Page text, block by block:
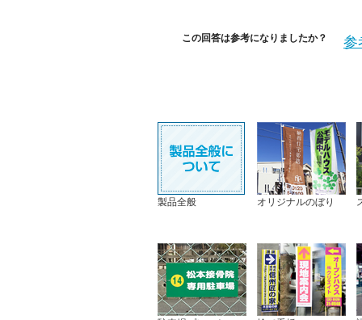
この回答は参考になりましたか？ 参
製品全般 オリジナルのぼり